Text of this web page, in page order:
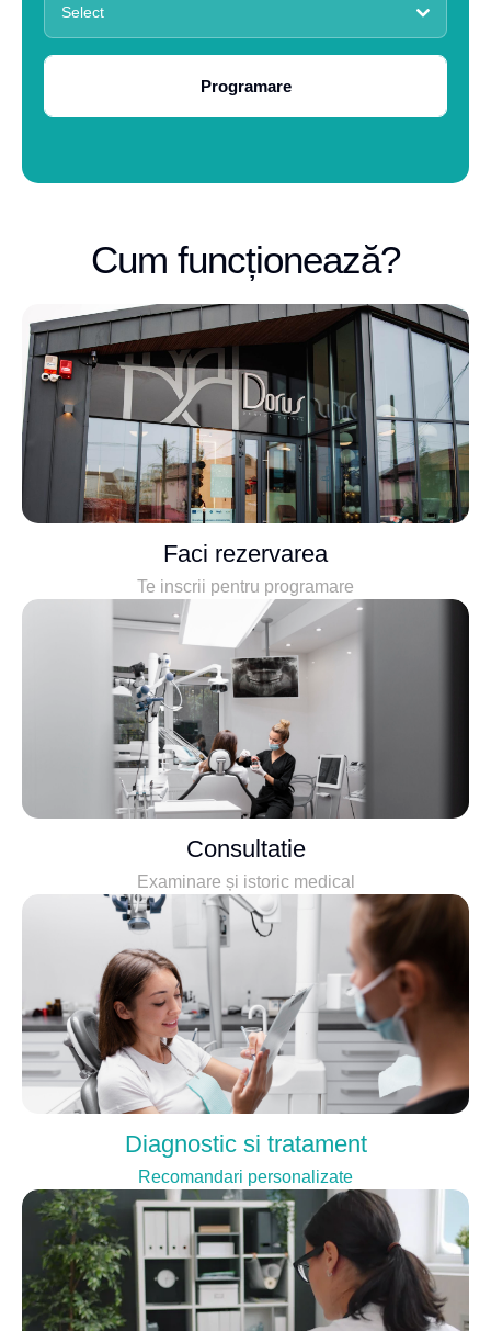
Select
Programare
Cum funcționează?
Faci rezervarea
Te inscrii pentru programare
Consultatie
Examinare și istoric medical
Diagnostic si tratament
Recomandari personalizate